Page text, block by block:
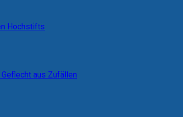
Hochstifts
aus Zufällen